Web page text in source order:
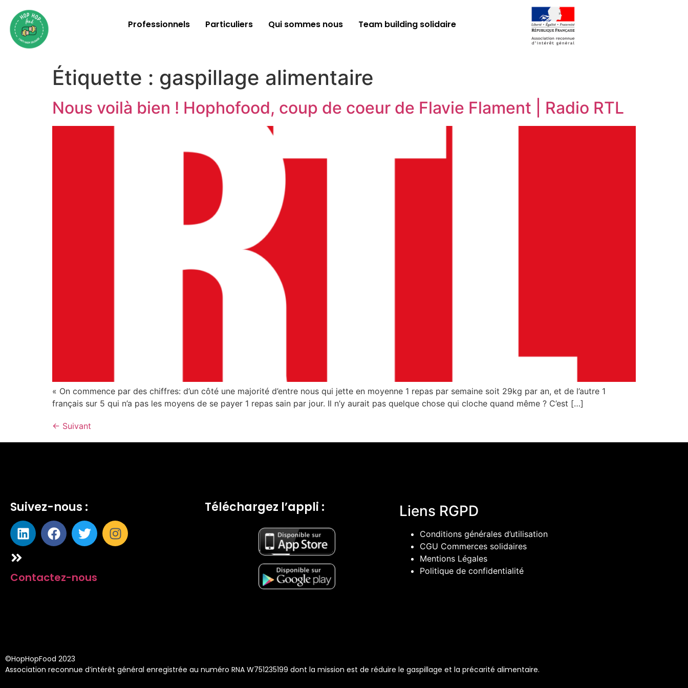
Professionnels Particuliers Qui sommes nous Team building solidaire
Étiquette : gaspillage alimentaire
Nous voilà bien ! Hophofood, coup de coeur de Flavie Flament | Radio RTL
« On commence par des chiffres: d’un côté une majorité d’entre nous qui jette en moyenne 1 repas par semaine soit 29kg par an, et de l’autre 1
français sur 5 qui n’a pas les moyens de se payer 1 repas sain par jour. Il n’y aurait pas quelque chose qui cloche quand même ? C’est […]
← Suivant
Suivez-nous :
Contactez-nous
Téléchargez l’appli : Liens RGPD
Conditions générales d’utilisation
CGU Commerces solidaires
Mentions Légales
Politique de confidentialité
©HopHopFood 2023
Association reconnue d’intérêt général enregistrée au numéro RNA W751235199 dont la mission est de réduire le gaspillage et la précarité alimentaire.